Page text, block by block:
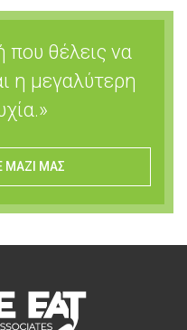
που θέλεις να
η μεγαλύτερη
ΜΑΖΙ ΜΑΣ